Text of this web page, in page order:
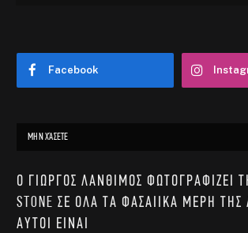
Facebook
ΜΗΝ ΧΆΣΕΤΕ
Ο Γιώργος Λάνθιμος φωτογραφίζει
Stone σε όλα τα φασαίικα μέρη της
αυτοί είναι